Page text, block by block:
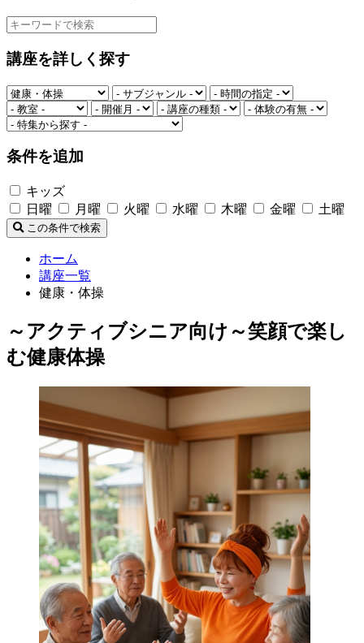
講座を詳しく探す
条件を追加
キッズ
日曜
月曜 火曜 水曜 木曜 金曜 土曜
この条件で検索
ホーム
講座一覧
健康・体操
～アクティブシニア向け～笑顔で楽し
む健康体操